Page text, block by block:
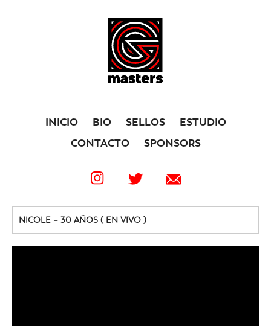
INICIO BIO SELLOS
ESTUDIO
CONTACTO
SPONSORS
NICOLE – 30 AÑOS ( EN VIVO )